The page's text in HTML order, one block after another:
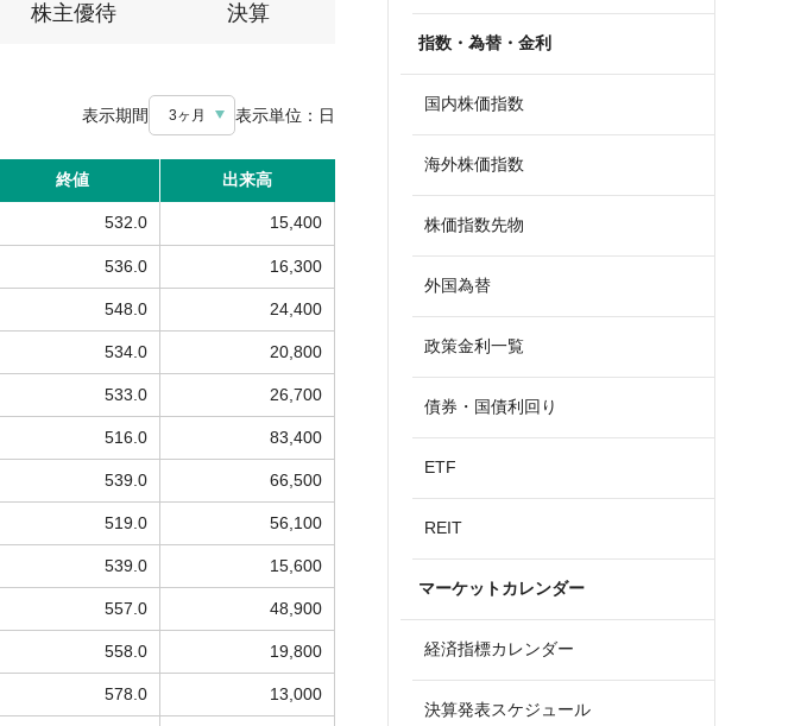
株主優待 決算
表示期間 3ヶ月 表示単位： 日
終値 出来高
532.0 15,400
536.0 16,300
548.0 24,400
534.0 20,800
533.0 26,700
516.0 83,400
539.0 66,500
519.0 56,100
539.0 15,600
557.0 48,900
558.0 19,800
578.0 13,000
指数・為替・金利
国内株価指数
海外株価指数
株価指数先物
外国為替
政策金利一覧
債券・国債利回り
ETF
REIT
マーケットカレンダー
経済指標カレンダー
決算発表スケジュール